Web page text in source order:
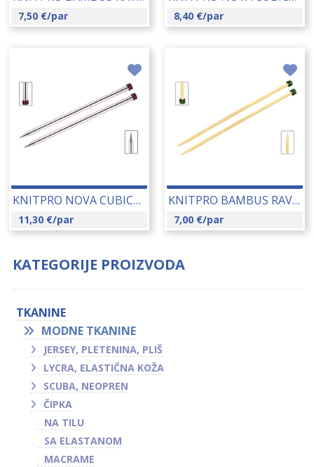
7,50 €/par 8,40 €/par
KNITPRO NOVA CUBICS RAVNE IGLE 3.00 MM (12293) 14194
11,30 €/par
KNITPRO BAMBUS RAVNE IGLE 2.50 MM (22353) 14179
7,00 €/par
KATEGORIJE PROIZVODA
TKANINE
MODNE TKANINE
JERSEY, PLETENINA, PLIŠ
LYCRA, ELASTIČNA KOŽA
SCUBA, NEOPREN
ČIPKA
NA TILU
SA ELASTANOM
MACRAME